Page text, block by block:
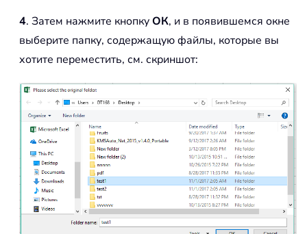
4. Затем нажмите кнопкуОК, и в появившемся окне
выберите папку, содержащую файлы, которые вы
хотите переместить, см. скриншот: